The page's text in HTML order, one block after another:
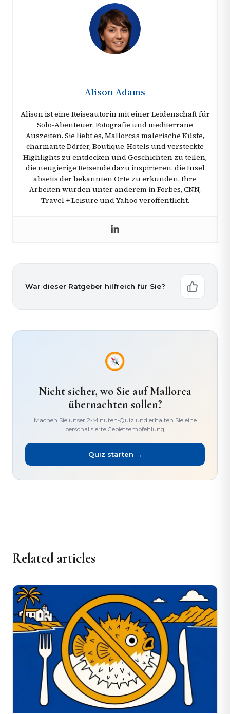
Alison Adams
Alison ist eine Reiseautorin mit einer Leidenschaft für
Solo-Abenteuer, Fotografie und mediterrane
Auszeiten. Sie liebt es, Mallorcas malerische Küste,
charmante Dörfer, Boutique-Hotels und versteckte
Highlights zu entdecken und Geschichten zu teilen,
die neugierige Reisende dazu inspirieren, die Insel
abseits der bekannten Orte zu erkunden. Ihre
Arbeiten wurden unter anderem in Forbes, CNN,
Travel + Leisure und Yahoo veröffentlicht.
War dieser Ratgeber hilfreich für Sie?
Nicht sicher, wo Sie auf Mallorca
übernachten sollen?
Machen Sie unser 2-Minuten-Quiz und erhalten Sie eine
personalisierte Gebietsempfehlung.
Quiz starten →
Related articles